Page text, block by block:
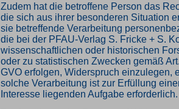
Zudem hat die betroffene Person das
die sich aus ihrer besonderen Situation
sie betreffende Verarbeitung
die bei der PFAU-Verlag S. Fricke + S.
wissenschaftlichen oder historischen
oder zu statistischen Zwecken gemäß
GVO erfolgen, Widerspruch einzulegen,
solche Verarbeitung ist zur Erfüllung
Interesse liegenden Aufgabe erforderlich.